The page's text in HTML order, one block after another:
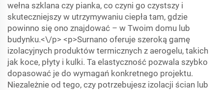
wełna szklana czy pianka, co czyni go czystszy i
skuteczniejszy w utrzymywaniu ciepła tam, gdzie
powinno się ono znajdować – w Twoim domu lub
budynku.<\/p> <p>Surnano oferuje szeroką gamę
izolacyjnych produktów termicznych z aerogelu, takich
jak koce, płyty i kulki. Ta elastyczność pozwala szybko
dopasować je do wymagań konkretnego projektu.
Niezależnie od tego, czy potrzebujesz izolacji ścian lub